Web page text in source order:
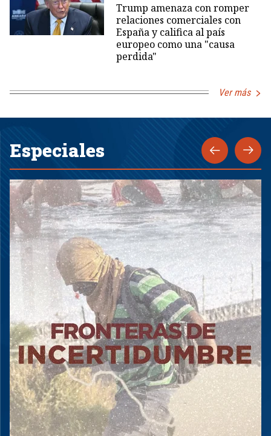
Trump amenaza con romper
relaciones comerciales con
España y califica al país
europeo como una "causa
perdida"
Ver más
Especiales